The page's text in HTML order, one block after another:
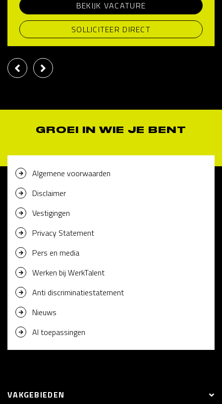
BEKIJK VACATURE
SOLLICITEER DIRECT
GROEI IN WIE JE BENT
Algemene voorwaarden
Disclaimer
Vestigingen
Privacy Statement
Pers en media
Werken bij WerkTalent
Anti discriminatiestatement
Nieuws
AI toepassingen
VAKGEBIEDEN